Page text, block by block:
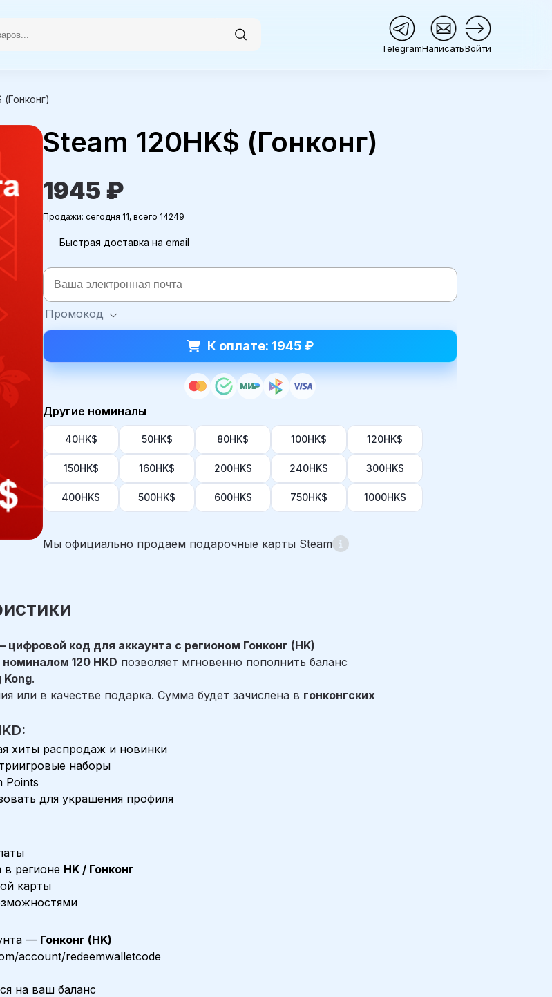
TelegramНаписатьВойти
(Гонконг)
Steam 120HK$ (Гонконг)
1945 ₽
Продажи: сегодня 11, всего 14249
Быстрая доставка на email
Промокод
К оплате: 1945 ₽
Другие номиналы
40HK$ 50HK$ 80HK$ 100HK$ 120HK$
150HK$ 160HK$ 200HK$ 240HK$ 300HK$
400HK$ 500HK$ 600HK$ 750HK$ 1000HK$
Мы официально продаем подарочные карты Steam
цифровой код для аккаунта с регионом Гонконг (HK)
120 HKD позволяет мгновенно пополнить баланс
Kong.
или в качестве подарка. Сумма будет зачислена в гонконгских
хиты распродаж и новинки
наборы
Points
для украшения профиля
в регионе HK / Гонконг
карты
— Гонконг (HK)
account/redeemwalletcode
на ваш баланс